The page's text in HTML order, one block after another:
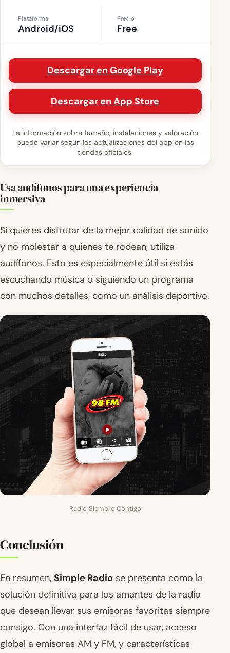
Plataforma
Android/iOS
Precio
Free
Descargar en Google Play
Descargar en App Store
La información sobre tamaño, instalaciones y valoración
puede variar según las actualizaciones del app en las
tiendas oficiales.
Usa audífonos para una experiencia
inmersiva
Si quieres disfrutar de la mejor calidad de sonido
y no molestar a quienes te rodean, utiliza
audífonos. Esto es especialmente útil si estás
escuchando música o siguiendo un programa
con muchos detalles, como un análisis deportivo.
Radio Siempre Contigo
Conclusión
En resumen, Simple Radio se presenta como la
solución definitiva para los amantes de la radio
que desean llevar sus emisoras favoritas siempre
consigo. Con una interfaz fácil de usar, acceso
global a emisoras AM y FM, y características